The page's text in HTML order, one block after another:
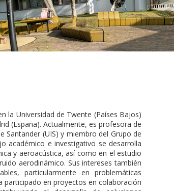
la Universidad de Twente (Países Bajos)
(España). Actualmente, es profesora de
Santander (UIS) y miembro del Grupo de
académico e investigativo se desarrolla
y aeroacústica, así como en el estudio
aerodinámico. Sus intereses también
particularmente en problemáticas
participado en proyectos en colaboración